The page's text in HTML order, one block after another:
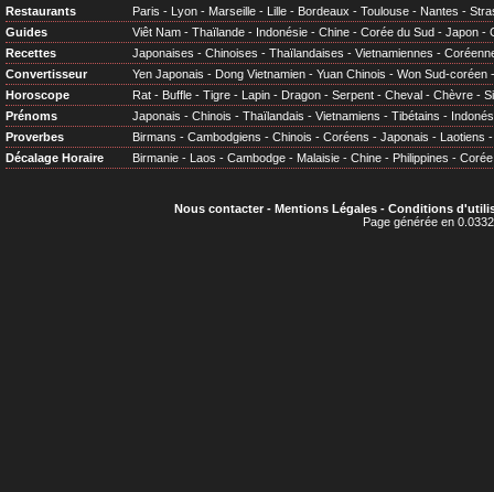
Restaurants Paris - Lyon - Marseille - Lille - Bordeaux - Toulouse - Nantes -
Guides
Viêt Nam - Thaïlande - Indonésie - Chine - Corée du Sud - Japon -
Recettes
Japonaises - Chinoises - Thaïlandaises - Vietnamiennes -
Convertisseur
Yen Japonais - Dong Vietnamien - Yuan Chinois - Won Sud-coréen
Horoscope
Rat - Buffle - Tigre - Lapin - Dragon - Serpent - Cheval - Chèvre -
Prénoms
Japonais - Chinois - Thaïlandais - Vietnamiens - Tibétains -
Proverbes
Birmans - Cambodgiens - Chinois - Coréens - Japonais - Laotiens
Décalage Horaire
Birmanie - Laos - Cambodge - Malaisie - Chine - Philippines - Corée
Nous contacter- Mentions Légales- Conditions
Page générée en